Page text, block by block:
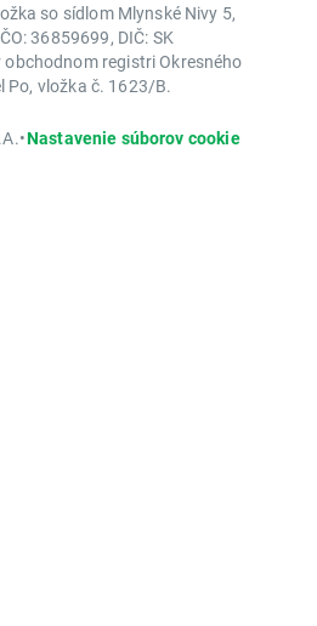
so sídlom Mlynské Nivy 5,
36859699, DIČ: SK
registri Okresného
Po, vložka č. 1623/B.
•Nastavenie súborov cookie